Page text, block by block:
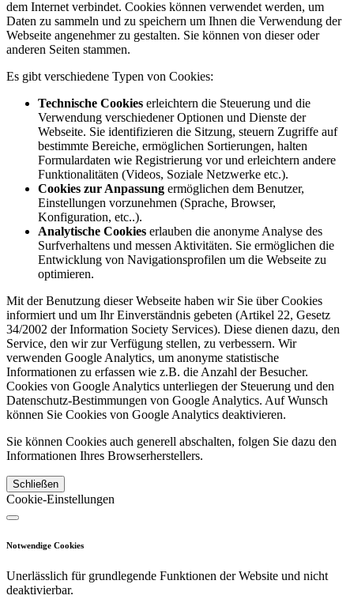
dem Internet verbindet. Cookies können verwendet werden, um
Daten zu sammeln und zu speichern um Ihnen die Verwendung der
Webseite angenehmer zu gestalten. Sie können von dieser oder
anderen Seiten stammen.
Es gibt verschiedene Typen von Cookies:
Technische Cookies erleichtern die Steuerung und die
Verwendung verschiedener Optionen und Dienste der
Webseite. Sie identifizieren die Sitzung, steuern Zugriffe auf
bestimmte Bereiche, ermöglichen Sortierungen, halten
Formulardaten wie Registrierung vor und erleichtern andere
Funktionalitäten (Videos, Soziale Netzwerke etc.).
Cookies zur Anpassung ermöglichen dem Benutzer,
Einstellungen vorzunehmen (Sprache, Browser,
Konfiguration, etc..).
Analytische Cookies erlauben die anonyme Analyse des
Surfverhaltens und messen Aktivitäten. Sie ermöglichen die
Entwicklung von Navigationsprofilen um die Webseite zu
optimieren.
Mit der Benutzung dieser Webseite haben wir Sie über Cookies
informiert und um Ihr Einverständnis gebeten (Artikel 22, Gesetz
34/2002 der Information Society Services). Diese dienen dazu, den
Service, den wir zur Verfügung stellen, zu verbessern. Wir
verwenden Google Analytics, um anonyme statistische
Informationen zu erfassen wie z.B. die Anzahl der Besucher.
Cookies von Google Analytics unterliegen der Steuerung und den
Datenschutz-Bestimmungen von Google Analytics. Auf Wunsch
können Sie Cookies von Google Analytics deaktivieren.
Sie können Cookies auch generell abschalten, folgen Sie dazu den
Informationen Ihres Browserherstellers.
Schließen
Cookie-Einstellungen
Notwendige Cookies
Unerlässlich für grundlegende Funktionen der Website und nicht
deaktivierbar.